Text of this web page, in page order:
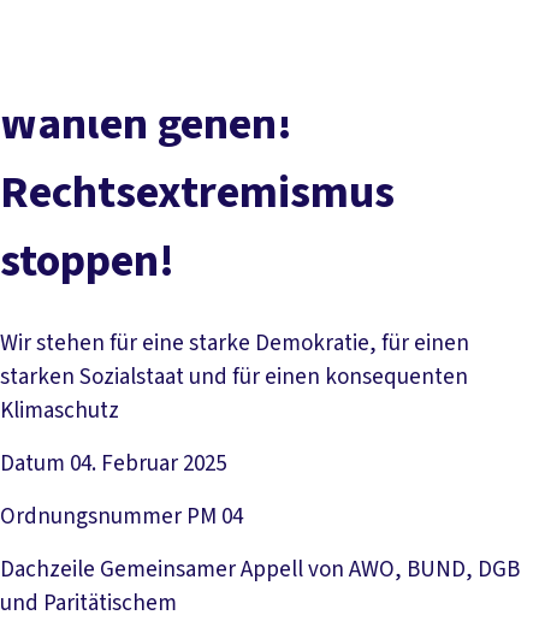
Wählen gehen!
Rechtsextremismus
stoppen!
Wir stehen für eine starke Demokratie, für einen
starken Sozialstaat und für einen konsequenten
Klimaschutz
Datum 04. Februar 2025
Ordnungsnummer PM 04
Dachzeile Gemeinsamer Appell von AWO, BUND, DGB
und Paritätischem